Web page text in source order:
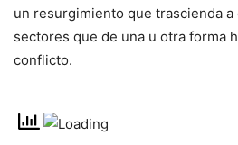
un resurgimiento que trascienda
sectores que de una u otra forma
conflicto.